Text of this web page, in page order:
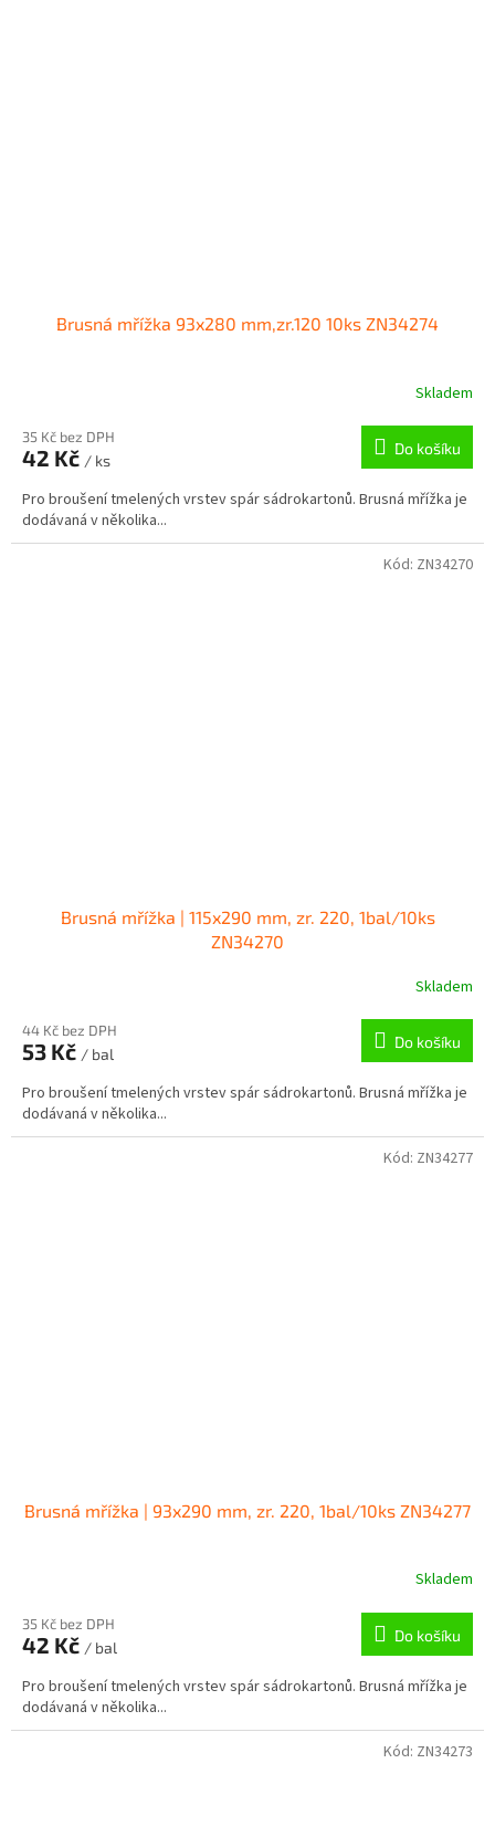
Brusná mřížka 93x280 mm,zr.120 10ks ZN34274
Skladem
35 Kč bez DPH
42 Kč / ks
Do košíku
Pro broušení tmelených vrstev spár sádrokartonů. Brusná mřížka je
dodávaná v několika...
Brusná mřížka | 115x290 mm, zr. 220, 1bal/10ks
ZN34270
Skladem
44 Kč bez DPH
53 Kč / bal
Do košíku
Pro broušení tmelených vrstev spár sádrokartonů. Brusná mřížka je
dodávaná v několika...
Kód: ZN34270
Brusná mřížka | 93x290 mm, zr. 220, 1bal/10ks ZN34277
Skladem
35 Kč bez DPH
42 Kč / bal
Do košíku
Pro broušení tmelených vrstev spár sádrokartonů. Brusná mřížka je
dodávaná v několika...
Kód: ZN34277
Kód: ZN34273